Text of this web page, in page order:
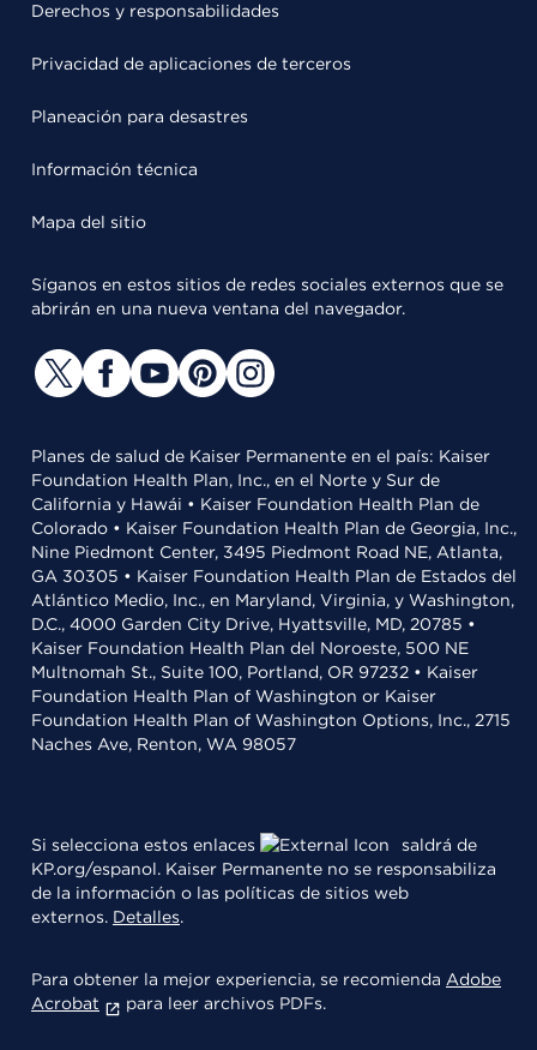
Derechos y responsabilidades
Privacidad de aplicaciones de terceros
Planeación para desastres
Información técnica
Mapa del sitio
Síganos en estos sitios de redes sociales externos que se
abrirán en una nueva ventana del navegador.
Planes de salud de Kaiser Permanente en el país: Kaiser
Foundation Health Plan, Inc., en el Norte y Sur de
California y Hawái • Kaiser Foundation Health Plan de
Colorado • Kaiser Foundation Health Plan de Georgia, Inc.,
Nine Piedmont Center, 3495 Piedmont Road NE, Atlanta,
GA 30305 • Kaiser Foundation Health Plan de Estados del
Atlántico Medio, Inc., en Maryland, Virginia, y Washington,
D.C., 4000 Garden City Drive, Hyattsville, MD, 20785 •
Kaiser Foundation Health Plan del Noroeste, 500 NE
Multnomah St., Suite 100, Portland, OR 97232 • Kaiser
Foundation Health Plan of Washington or Kaiser
Foundation Health Plan of Washington Options, Inc., 2715
Naches Ave, Renton, WA 98057
Si selecciona estos enlaces
saldrá de
KP.org/espanol. Kaiser Permanente no se responsabiliza
de la información o las políticas de sitios web
externos. Detalles.
Para obtener la mejor experiencia, se recomienda Adobe
Acrobat
para leer archivos PDFs.